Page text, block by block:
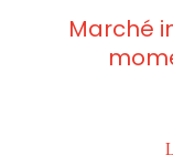
Marché